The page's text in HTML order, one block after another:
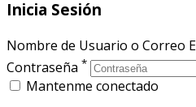
Inicia Sesión
Nombre de Usuario o Correo
Contraseña *
Mantenme conectado